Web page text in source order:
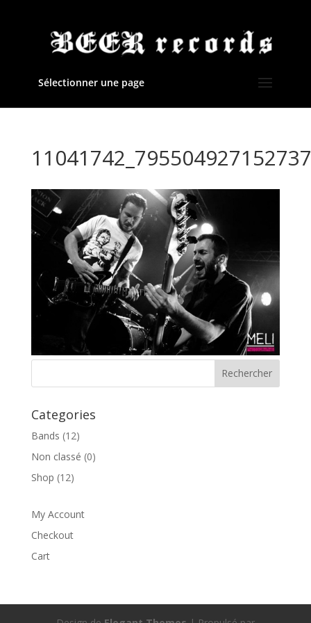
Sélectionner une page
Categories
Bands (12)
Non classé (0)
Shop (12)
My Account
Checkout
Cart